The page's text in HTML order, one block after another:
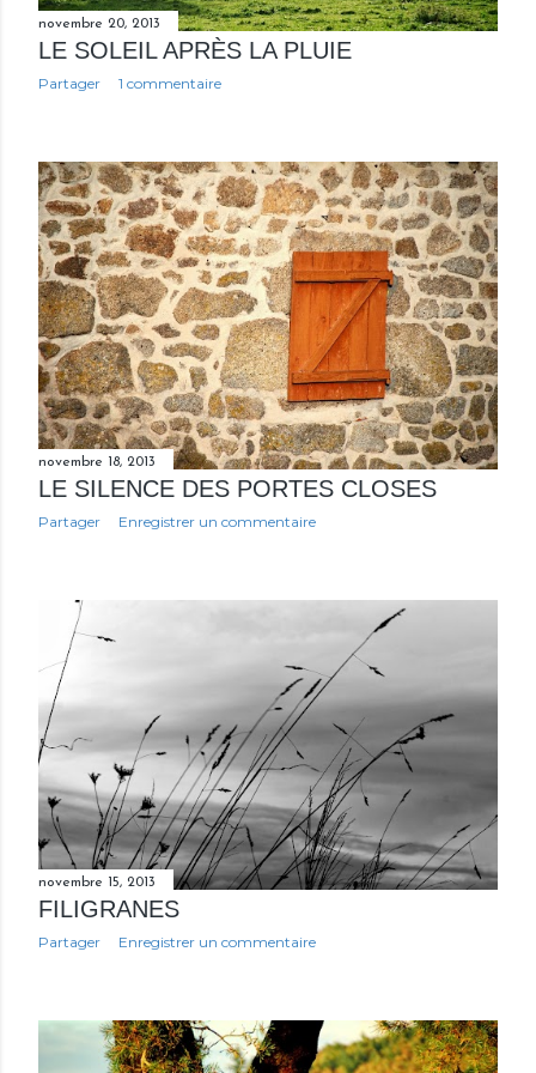
novembre 20, 2013
LE SOLEIL APRÈS LA PLUIE
Partager 1 commentaire
novembre 18, 2013
LE SILENCE DES PORTES CLOSES
Partager Enregistrer un commentaire
novembre 15, 2013
FILIGRANES
Partager Enregistrer un commentaire